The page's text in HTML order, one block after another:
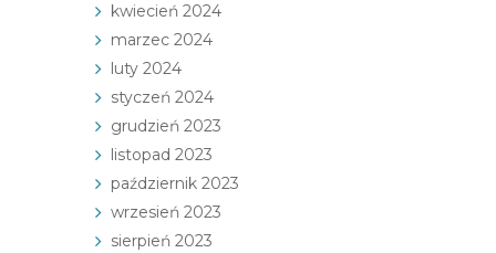
kwiecień 2024
marzec 2024
luty 2024
styczeń 2024
grudzień 2023
listopad 2023
październik 2023
wrzesień 2023
sierpień 2023